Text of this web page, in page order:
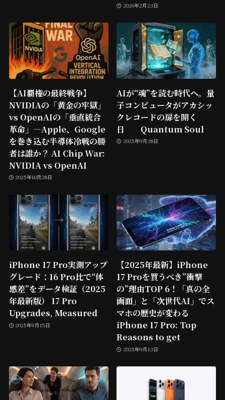
2026年2月23日
【AI覇権の最終戦争】
NVIDIAの「黄金の牢獄」
vs OpenAIの「垂直統合
革命」―Apple、Google
を巻き込む半導体冷戦の勝
者は誰か？ AI Chip War:
NVIDIA vs OpenAI
2025年10月28日
AIが“魂”を読む時代へ。量
子コンピュータがアカシッ
クレコードの扉を開く
日 Quantum Soul
2025年9月28日
iPhone 17 Pro実測アップ
グレード：16 Pro比で“体
感差”をデータ検証（2025
年最新版） 17 Pro
Upgrades, Measured
2025年9月15日
【2025年最新】iPhone
17 Proを買うべき”衝撃
の”理由TOP 6！「真の全
画面」と「次世代AI」でス
マホの歴史が変わる
iPhone 17 Pro: Top
Reasons to get
2025年9月13日